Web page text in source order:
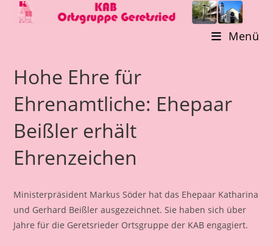
Inhalt
Menü
Hohe Ehre für
Ehrenamtliche: Ehepaar
Beißler erhält
Ehrenzeichen
Ministerpräsident Markus Söder hat das Ehepaar Katharina
und Gerhard Beißler ausgezeichnet. Sie haben sich über
Jahre für die Geretsrieder Ortsgruppe der KAB engagiert.